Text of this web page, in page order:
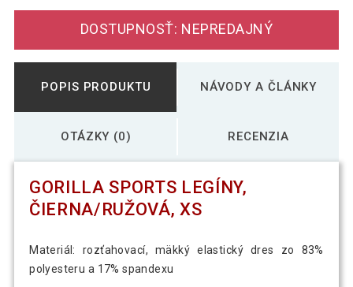
DOSTUPNOSŤ: NEPREDAJNÝ
POPIS PRODUKTU NÁVODY A ČLÁNKY
OTÁZKY (0) RECENZIA
GORILLA SPORTS LEGÍNY,
ČIERNA/RUŽOVÁ, XS
Materiál: rozťahovací, mäkký elastický dres zo 83%
polyesteru a 17% spandexu